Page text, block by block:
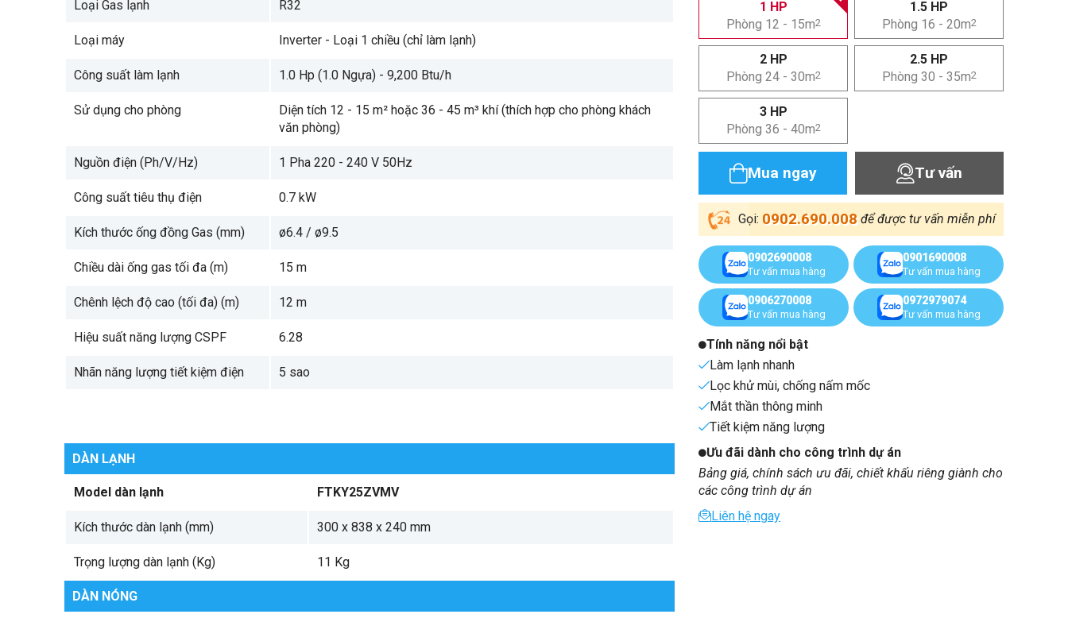
Loại Gas lạnh R32
Loại máy Inverter - Loại 1 chiều (chỉ làm lạnh)
Công suất làm lạnh 1.0 Hp (1.0 Ngựa) - 9,200 Btu/h
Sử dụng cho phòng
Diện tích 12 - 15 m² hoặc 36 - 45 m³ khí (thích hợp cho phòng khách
văn phòng)
Nguồn điện (Ph/V/Hz) 1 Pha 220 - 240 V 50Hz
Công suất tiêu thụ điện 0.7 kW
Kích thước ống đồng Gas (mm) ø6.4 / ø9.5
Chiều dài ống gas tối đa (m) 15 m
Chênh lệch độ cao (tối đa) (m) 12 m
Hiệu suất năng lượng CSPF 6.28
Nhãn năng lượng tiết kiệm điện 5 sao
DÀN LẠNH
Model dàn lạnh FTKY25ZVMV
Kích thước dàn lạnh (mm) 300 x 838 x 240 mm
Trọng lượng dàn lạnh (Kg) 11 Kg
DÀN NÓNG
1 HP
Phòng 12 - 15m2
1.5 HP
Phòng 16 - 20m2
2 HP
Phòng 24 - 30m2
2.5 HP
Phòng 30 - 35m2
3 HP
Phòng 36 - 40m2
Mua ngay Tư vấn
Gọi: 0902.690.008 để được tư vấn miễn phí
0902690008
Tư vấn mua hàng
0901690008
Tư vấn mua hàng
0906270008
Tư vấn mua hàng
0972979074
Tư vấn mua hàng
Tính năng nổi bật
Làm lạnh nhanh
Lọc khử mùi, chống nấm mốc
Mắt thần thông minh
Tiết kiệm năng lượng
Ưu đãi dành cho công trình dự án
Bảng giá, chính sách ưu đãi, chiết khấu riêng giành cho
các công trình dự án
Liên hệ ngay